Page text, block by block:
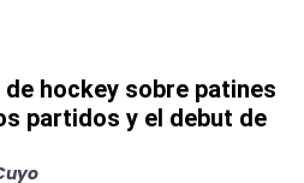
hockey sobre patines
partidos y el debut de